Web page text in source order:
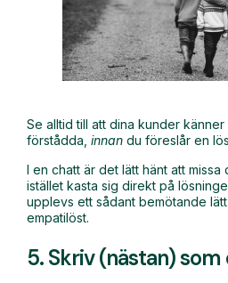
Se alltid till att dina kunder
förstådda, innan du föreslår en
I en chatt är det lätt hänt att
istället kasta sig direkt på
upplevs ett sådant bemötande
empatilöst.
5. Skriv (nästan)